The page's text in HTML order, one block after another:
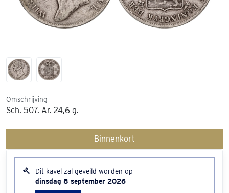
Omschrijving
Sch. 507. Ar. 24,6 g.
Binnenkort
Dit kavel zal geveild worden op
dinsdag 8 september 2026